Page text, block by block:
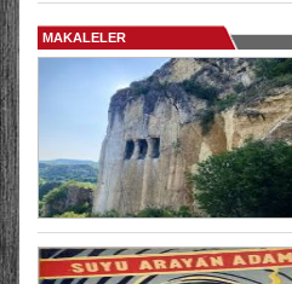
MAKALELER